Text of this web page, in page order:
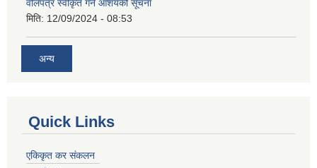
वोलपत्र स्वीकृत गर्ने आशयको सूचना
मिति: 12/09/2024 - 08:53
अन्य
Quick Links
एकिकृत कर संकलन